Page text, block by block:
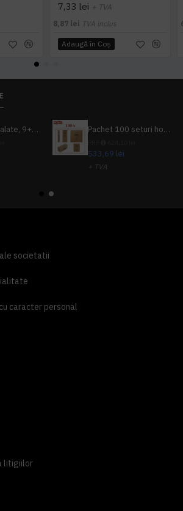
7,33 lei + TVA
8,87 lei TVA inclus
Adaugă în Coş
Pachet 10 halate, 9+1 gratuit Pachet 100 seturi hoteliere, set dentar, set barbierit, casca de dus, pila unghii, set cusut
533,69 lei
+ TVA
societatii
caracter personal
litigiilor